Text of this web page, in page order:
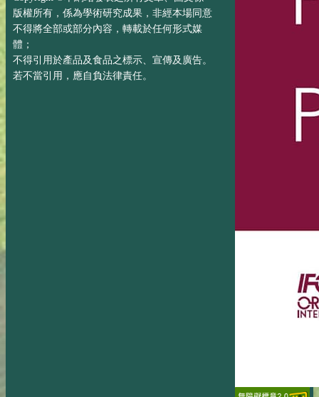
版權所有，係為學術研究成果，非經本場同意
不得將全部或部分內容，轉載於任何形式媒
體；
不得引用於產品及食品之標示、宣傳及廣告。
若不當引用，應自負法律責任。